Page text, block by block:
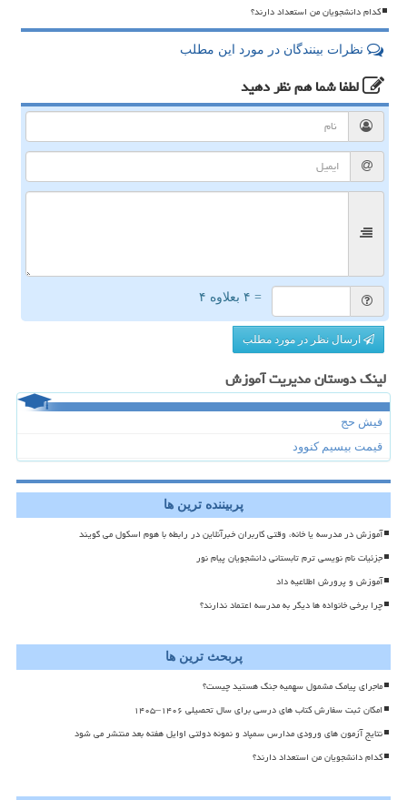
کدام دانشجویان من استعداد دارند؟
نظرات بینندگان در مورد این مطلب
لطفا شما همنظر دهید
= ۴ بعلاوه ۴
ارسال نظر در مورد مطلب
لینک دوستان مدیریت آموزش
فیش حج
قیمت بیسیم کنوود
پربیننده ترین ها
آموزش در مدرسه یا خانه، وقتی کاربران خبرآنلاین در رابطه با هوم اسکول می گویند
جزئیات نام نویسی ترم تابستانی دانشجویان پیام نور
آموزش و پرورش اطلاعیه داد
چرا برخی خانواده ها دیگر به مدرسه اعتماد ندارند؟
پربحث ترین ها
ماجرای پیامک مشمول سهمیه جنگ هستید چیست؟
امکان ثبت سفارش کتاب های درسی برای سال تحصیلی ۱۴۰۶–۱۴۰۵
نتایج آزمون های ورودی مدارس سمپاد و نمونه دولتی اوایل هفته بعد منتشر می شود
کدام دانشجویان من استعداد دارند؟